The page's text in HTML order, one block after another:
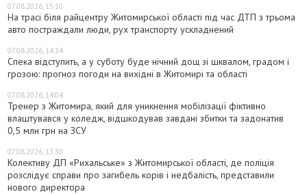
07.08.2026, 15:10
На трасі біля райцентру Житомирської області під час ДТП з трьома
авто постраждали люди, рух транспорту ускладнений
07.08.2026, 14:34
Спека відступить, а у суботу буде нічний дощ зі шквалом, градом і
грозою: прогноз погоди на вихідні в Житомирі та області
07.08.2026, 14:04
Тренер з Житомира, який для уникнення мобілізації фіктивно
влаштувався у коледж, відшкодував завдані збитки та задонатив
0,5 млн грн на ЗСУ
07.08.2026, 13:30
Колективу ДП «Рихальське» з Житомирської області, де поліція
розслідує справи про загибель корів і недбалість, представили
нового директора